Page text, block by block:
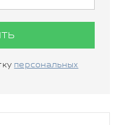
персональных